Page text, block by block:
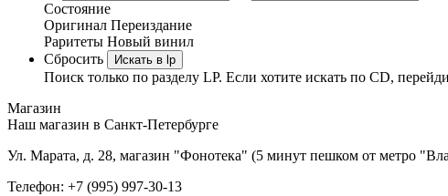
Состояние
Оригинал Переиздание
Раритеты Новый винил
Сбросить
Искать в lp
Поиск только по разделу LP. Если хотите искать по CD,
Магазин
Наш магазин в Санкт-Петербурге
Ул. Марата, д. 28, магазин "Фонотека" (5 минут пешком от метро
Телефон: +7 (995) 997-30-13